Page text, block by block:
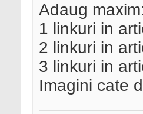
Adaug
1 linkuri in
2 linkuri in
3 linkuri in
Imagini cate